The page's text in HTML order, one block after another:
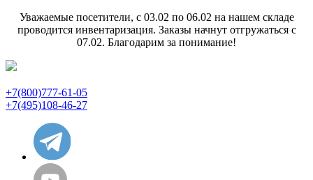
Уважаемые посетители, с 03.02 по 06.02 на нашем складе
проводится инвентаризация. Заказы начнут отгружаться с
07.02. Благодарим за понимание!
+7(800)777-61-05
+7(495)108-46-27